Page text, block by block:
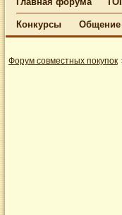
Конкурсы Общение
Форум совместных покупок